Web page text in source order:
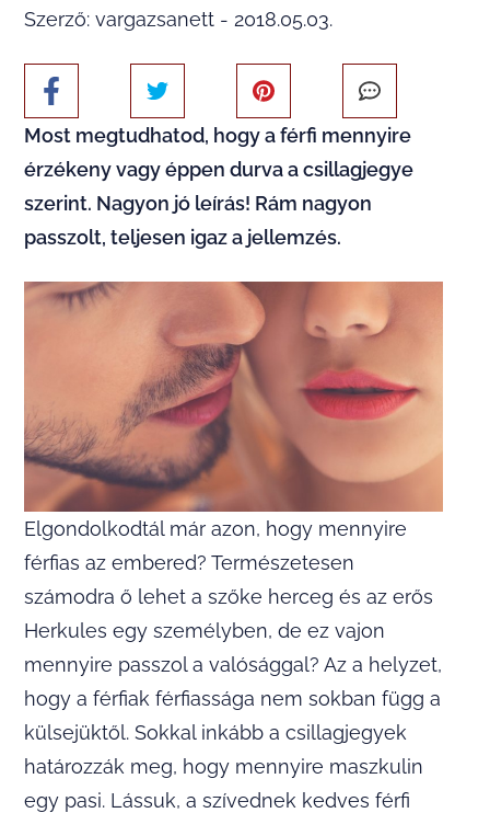
Szerző: vargazsanett - 2018.05.03.
Most megtudhatod, hogy a férfi mennyire
érzékeny vagy éppen durva a csillagjegye
szerint. Nagyon jó leírás! Rám nagyon
passzolt, teljesen igaz a jellemzés.
Elgondolkodtál már azon, hogy mennyire
férfias az embered? Természetesen
számodra ő lehet a szőke herceg és az erős
Herkules egy személyben, de ez vajon
mennyire passzol a valósággal? Az a helyzet,
hogy a férfiak férfiassága nem sokban függ a
külsejüktől. Sokkal inkább a csillagjegyek
határozzák meg, hogy mennyire maszkulin
egy pasi. Lássuk, a szívednek kedves férfi